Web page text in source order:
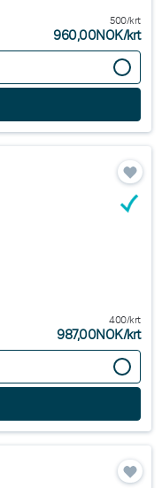
500/krt
960,00NOK/krt
400/krt
987,00NOK/krt